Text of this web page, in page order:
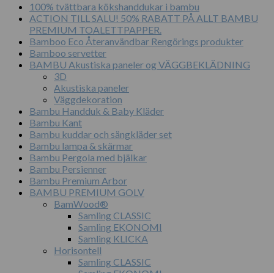
100% tvättbara kökshanddukar i bambu
ACTION TILL SALU! 50% RABATT PÅ ALLT BAMBU
PREMIUM TOALETTPAPPER.
Bamboo Eco Återanvändbar Rengörings produkter
Bamboo servetter
BAMBU Akustiska paneler og VÄGGBEKLÄDNING
3D
Akustiska paneler
Väggdekoration
Bambu Handduk & Baby Kläder
Bambu Kant
Bambu kuddar och sängkläder set
Bambu lampa & skärmar
Bambu Pergola med bjälkar
Bambu Persienner
Bambu Premium Arbor
BAMBU PREMIUM GOLV
BamWood®
Samling CLASSIC
Samling EKONOMI
Samling KLICKA
Horisontell
Samling CLASSIC